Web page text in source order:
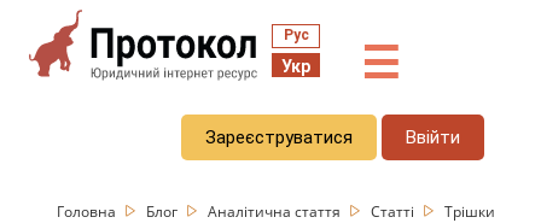
Рус
Укр ☰
Зареєструватися Ввійти
Головна Блог Аналітична стаття Статті
Трішки